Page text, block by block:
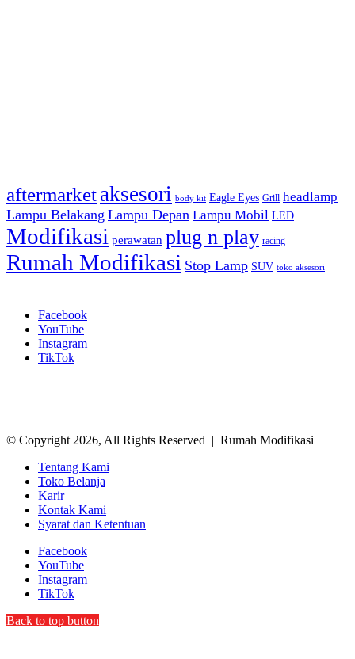
aftermarketaksesori body kit Eagle Eyes Grill headlamp
Lampu Belakang Lampu Depan Lampu Mobil LED
Modifikasi perawatan plug n play racing
Rumah Modifikasi Stop Lamp SUV toko aksesori
Facebook
YouTube
Instagram
TikTok
© Copyright 2026, All Rights Reserved | Rumah Modifikasi
Tentang Kami
Toko Belanja
Karir
Kontak Kami
Syarat dan Ketentuan
Facebook
YouTube
Instagram
TikTok
Back to top button